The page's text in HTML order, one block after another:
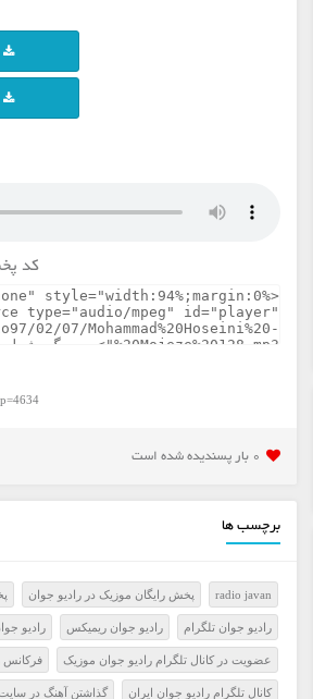
کد
0 بار پسنديده شده است
برچسب ها
radio javan پخش رايگان موزيک در راديو جوان
راديو جوان تلگرام راديو جوان ريميکس راديو
عضويت در کانال تلگرام راديو جوان موزيک فرکانس
کانال تلگرام راديو جوان ايران گذاشتن آهنگ در